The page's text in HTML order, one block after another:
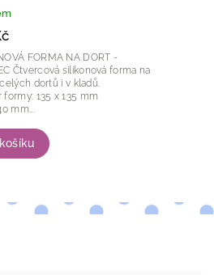
FORMA NA DORT -
na
dortů i v kladů.
formy: 135 x 135 mm
mm...